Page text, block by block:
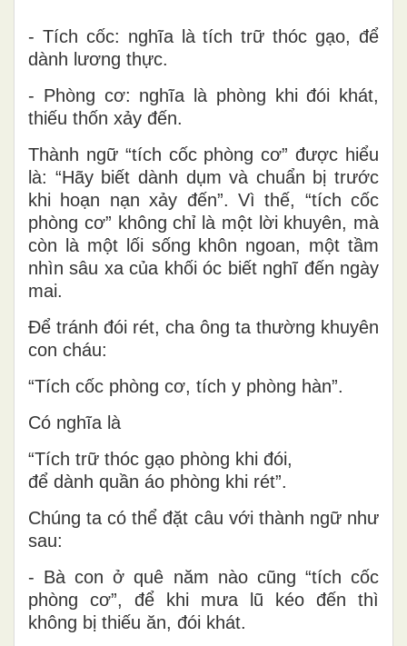
- Tích cốc: nghĩa là tích trữ thóc gạo, để
dành lương thực.
- Phòng cơ: nghĩa là phòng khi đói khát,
thiếu thốn xảy đến.
Thành ngữ “tích cốc phòng cơ” được hiểu
là: “Hãy biết dành dụm và chuẩn bị trước
khi hoạn nạn xảy đến”. Vì thế, “tích cốc
phòng cơ” không chỉ là một lời khuyên, mà
còn là một lối sống khôn ngoan, một tầm
nhìn sâu xa của khối óc biết nghĩ đến ngày
mai.
Để tránh đói rét, cha ông ta thường khuyên
con cháu:
“Tích cốc phòng cơ, tích y phòng hàn”.
Có nghĩa là
“Tích trữ thóc gạo phòng khi đói,
để dành quần áo phòng khi rét”.
Chúng ta có thể đặt câu với thành ngữ như
sau:
- Bà con ở quê năm nào cũng “tích cốc
phòng cơ”, để khi mưa lũ kéo đến thì
không bị thiếu ăn, đói khát.